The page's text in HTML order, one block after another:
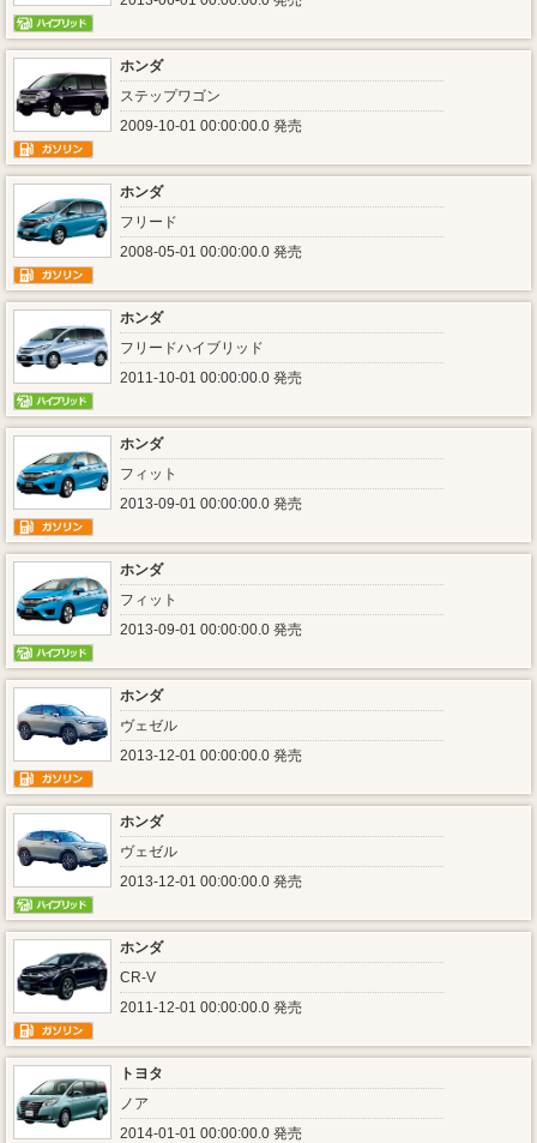
ホンダ
ステップワゴン
2009-10-01 00:00:00.0 発売
ホンダ
フリード
2008-05-01 00:00:00.0 発売
ホンダ
フリードハイブリッド
2011-10-01 00:00:00.0 発売
ホンダ
フィット
2013-09-01 00:00:00.0 発売
ホンダ
フィット
2013-09-01 00:00:00.0 発売
ホンダ
ヴェゼル
2013-12-01 00:00:00.0 発売
ホンダ
ヴェゼル
2013-12-01 00:00:00.0 発売
ホンダ
CR-V
2011-12-01 00:00:00.0 発売
トヨタ
ノア
2014-01-01 00:00:00.0 発売